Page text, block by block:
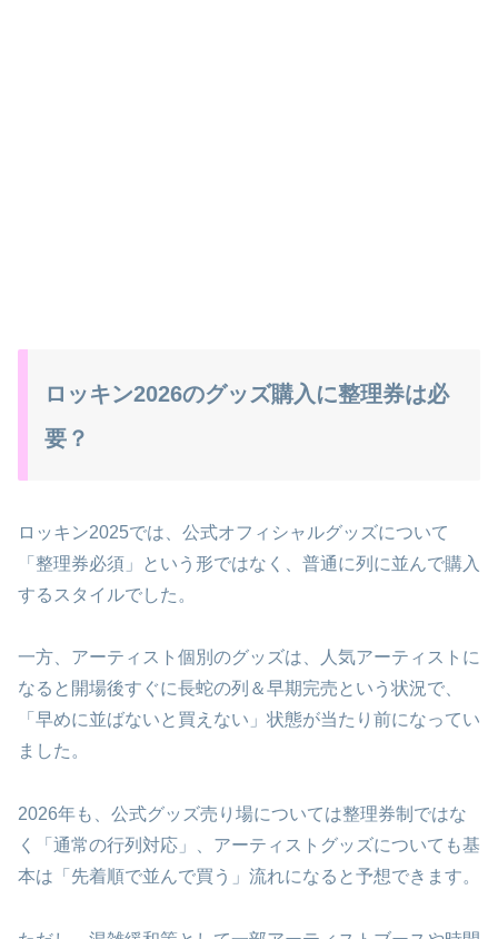
ロッキン2026のグッズ購入に整理券は必
要？
ロッキン2025では、公式オフィシャルグッズについて
「整理券必須」という形ではなく、普通に列に並んで購入
するスタイルでした。
一方、アーティスト個別のグッズは、人気アーティストに
なると開場後すぐに長蛇の列＆早期完売という状況で、
「早めに並ばないと買えない」状態が当たり前になってい
ました。
2026年も、公式グッズ売り場については整理券制ではな
く「通常の行列対応」、アーティストグッズについても基
本は「先着順で並んで買う」流れになると予想できます。